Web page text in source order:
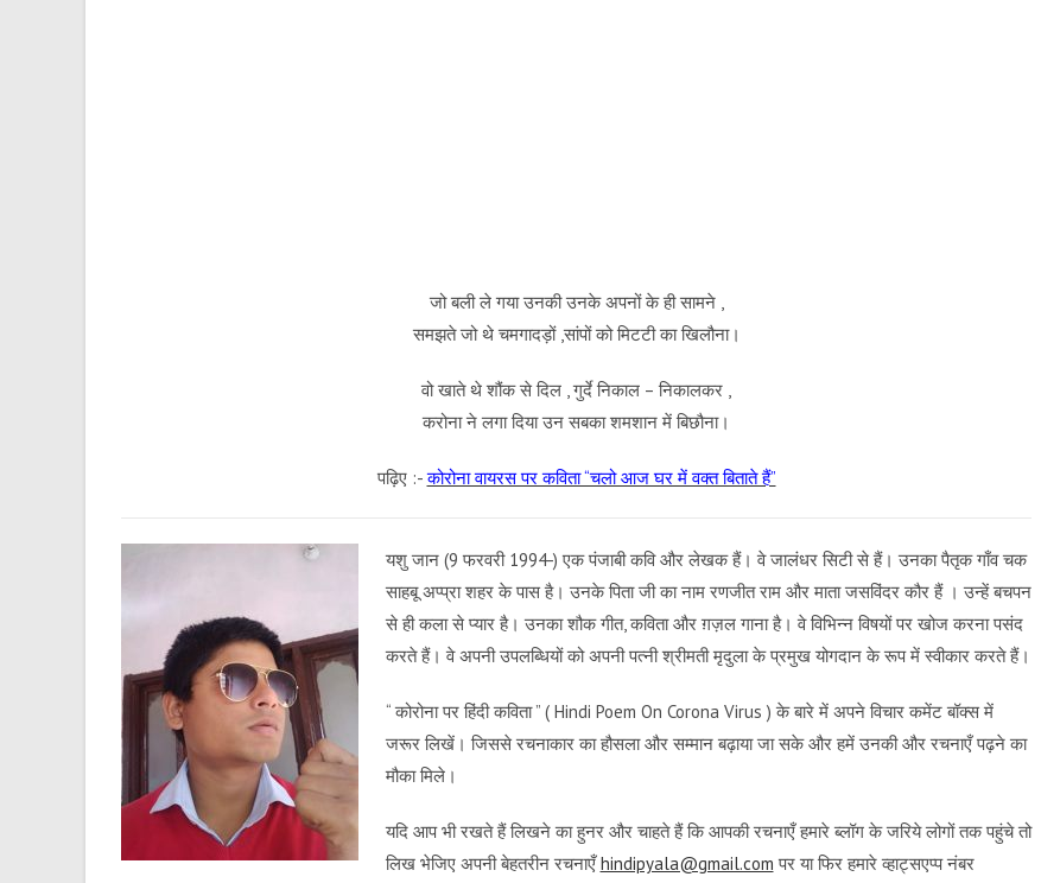
जो बली ले गया उनकी उनके अपनों के ही सामने ,
समझते जो थे चमगादड़ों ,सांपों को मिटटी का खिलौना।
वो खाते थे शौंक से दिल , गुर्दे निकाल – निकालकर ,
करोना ने लगा दिया उन सबका शमशान में बिछौना।
पढ़िए :-कोरोना वायरस पर कविता “चलो आज घर में वक्त बिताते हैं”
यशु जान (9 फरवरी 1994-) एक पंजाबी कवि और लेखक हैं। वे जालंधर सिटी से हैं। उनका पैतृक गाँव चक
साहबू अप्प्रा शहर के पास है। उनके पिता जी का नाम रणजीत राम और माता जसविंदर कौर हैं । उन्हें बचपन
से ही कला से प्यार है। उनका शौक गीत, कविता और ग़ज़ल गाना है। वे विभिन्न विषयों पर खोज करना पसंद
करते हैं। वे अपनी उपलब्धियों को अपनी पत्नी श्रीमती मृदुला के प्रमुख योगदान के रूप में स्वीकार करते हैं।
“ कोरोना पर हिंदी कविता ” ( Hindi Poem On Corona Virus ) के बारे में अपने विचार कमेंट बॉक्स में
जरूर लिखें। जिससे रचनाकार का हौसला और सम्मान बढ़ाया जा सके और हमें उनकी और रचनाएँ पढ़ने का
मौका मिले।
यदि आप भी रखते हैं लिखने का हुनर और चाहते हैं कि आपकी रचनाएँ हमारे ब्लॉग के जरिये लोगों तक पहुंचे तो
लिख भेजिए अपनी बेहतरीन रचनाएँhindipyala@gmail.com पर या फिर हमारे व्हाट्सएप्प नंबर